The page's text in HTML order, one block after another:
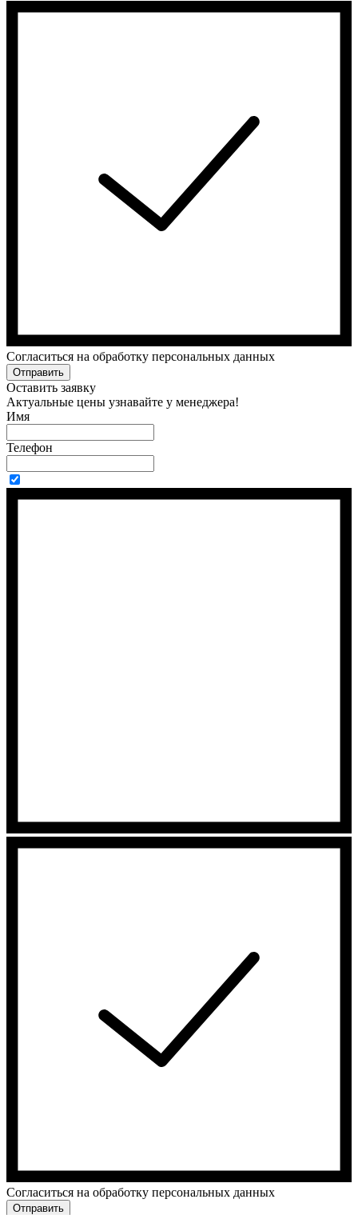
Cогласиться на обработку персональных данных
Отправить
Оставить заявку
Актуальные цены узнавайте у менеджера!
Имя
Телефон
Cогласиться на обработку персональных данных
Отправить